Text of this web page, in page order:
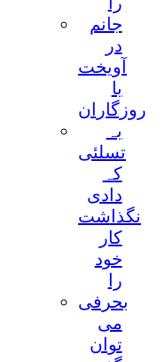
جانم
در
آویخت
با
روزگاران
بہ
تسلئی
کہ
دادی
نگذاشت
کار
خود
را
بحرفی
می
توان